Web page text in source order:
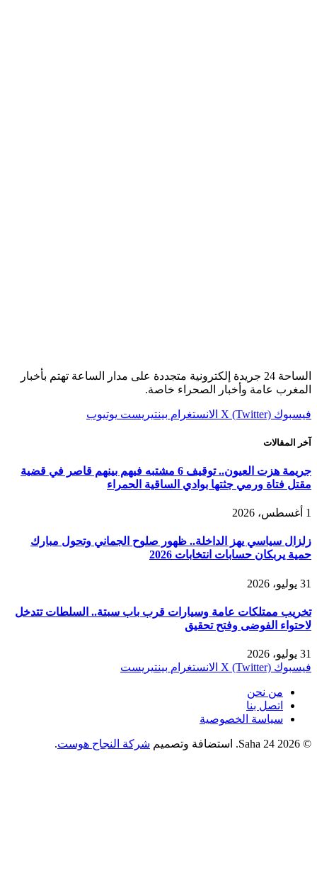
الساحة 24 جريدة إلكترونية متجددة على مدار الساعة تهتم بأخبار
المغرب عامة وأخبار الصحراء خاصة.
فيسبوك X (Twitter) الانستغرام بينتيريست يوتيوب
آخر المقالات
جريمة هزت العيون.. توقيف 6 مشتبه فيهم بينهم قاصر في قضية
مقتل فتاة ورمي جثتها بوادي الساقية الحمراء
1 أغسطس، 2026
زلزال سياسي يهز الداخلة.. ظهور صلوح الجماني وتحول مبارك
حمية يربكان حسابات انتخابات 2026
31 يوليو، 2026
تخريب ممتلكات عامة وسيارات قرب باب سبتة.. السلطات تتدخل
لاحتواء الفوضى وفتح تحقيق
31 يوليو، 2026
فيسبوك X (Twitter) الانستغرام بينتيريست
من نحن
اتصل بنا
سياسة الخصوصية
© 2026 Saha 24. استضافة وتصميم شركة النجاح هوست.